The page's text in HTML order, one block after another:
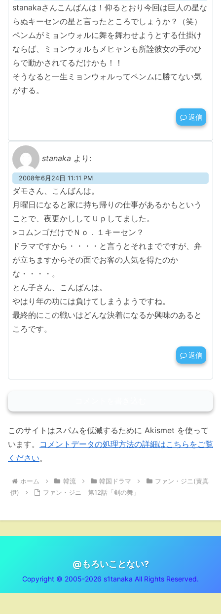
stanakaさんこんばんは！仰るとおり今回は巨人の星な
らぬキーセンの星と言ったところでしょうか？（笑）
ペンムがミョンウォルに舞を舞わせようとする仕掛け
ならば、ミョンウォルもメヒャンも所詮彼女の手のひ
らで動かされてるだけかも！！
そうなると一生ミョンウォルってペンムに勝てない気
がする。
返信
stanaka より:
2008年6月24日 11:11 PM
ダモさん、こんばんは。
月曜日になると家に持ち帰りの仕事があるかもという
ことで、夜更かししてＵｐしてました。
>コムンゴだけでＮｏ．１キーセン？
ドラマですから・・・・と言うとそれまでですが、弁
が立ちますからその面でお客の人気を得たのか
な・・・・。
とん子さん、こんばんは。
やはり年の功には負けてしまうようですね。
最終的にこの戦いはどんな決着になるか興味のあると
ころです。
返信
このサイトはスパムを低減するために Akismet を使って
います。 コメントデータの処理方法の詳細はこちらをご覧
ください。
ホーム 韓流 韓国ドラマ
ファン・ジニ(黄真
伊)
ファン・ジニ 第12話「剣の舞」
@もろいことない?
Copyright © 2005-2026 s1tanaka All Rights Reserved.